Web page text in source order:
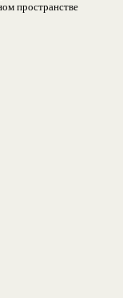
пространстве